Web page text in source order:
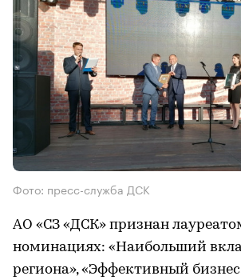
Фото: пресс-служба ДСК
АО «СЗ «ДСК» признан
номинациях: «Наибольший
региона», «Эффективный